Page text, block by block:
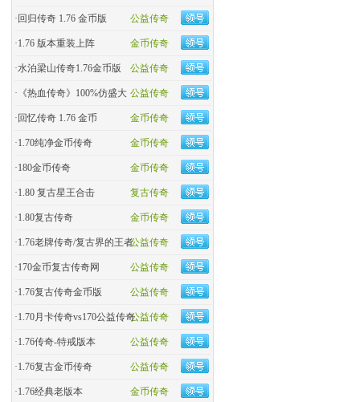
公益传奇
· 回归传奇 1.76 金币版
金币传奇
·1.76 版本重装上阵
公益传奇
·水泊梁山传奇1.76金币版
公益传奇
· 《热血传奇》100%仿盛大
金币传奇
· 回忆传奇 1.76 金币
金币传奇
·1.70纯净金币传奇
金币传奇
·180金币传奇
复古传奇
·1.80 复古星王合击
金币传奇
·1.80复古传奇
公益传奇
·1.76老牌传奇/复古界的王者
公益传奇
·170金币复古传奇网
公益传奇
·1.76复古传奇金币版
公益传奇
·1.70月卡传奇vs170公益传奇
公益传奇
·1.76传奇-特戒版本
公益传奇
·1.76复古金币传奇
金币传奇
·1.76经典老版本